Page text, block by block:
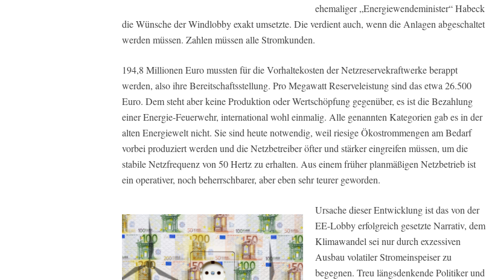
ehemaliger „Energiewendeminister“ Habeck
die Wünsche der Windlobby exakt umsetzte. Die verdient auch, wenn die Anlagen abgeschaltet
werden müssen. Zahlen müssen alle Stromkunden.
194,8 Millionen Euro mussten für die Vorhaltekosten der Netzreservekraftwerke berappt
werden, also ihre Bereitschaftsstellung. Pro Megawatt Reserveleistung sind das etwa 26.500
Euro. Dem steht aber keine Produktion oder Wertschöpfung gegenüber, es ist die Bezahlung
einer Energie-Feuerwehr, international wohl einmalig. Alle genannten Kategorien gab es in der
alten Energiewelt nicht. Sie sind heute notwendig, weil riesige Ökostrommengen am Bedarf
vorbei produziert werden und die Netzbetreiber öfter und stärker eingreifen müssen, um die
stabile Netzfrequenz von 50 Hertz zu erhalten. Aus einem früher planmäßigen Netzbetrieb ist
ein operativer, noch beherrschbarer, aber eben sehr teurer geworden.
Ursache dieser Entwicklung ist das von der
EE-Lobby erfolgreich gesetzte Narrativ, dem
Klimawandel sei nur durch exzessiven
Ausbau volatiler Stromeinspeiser zu
begegnen. Treu längsdenkende Politiker und